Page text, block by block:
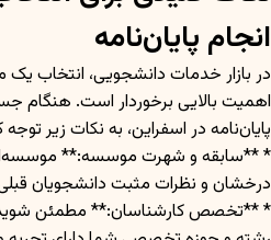
انجام پایان‌نامه
در بازار خدمات دانشجویی، انتخاب یک
اهمیت بالایی برخوردار است. هنگام
پایان‌نامه در اسفراین، به نکات زیر توجه
* **سابقه و شهرت موسسه:** موسسه‌ای
درخشان و نظرات مثبت دانشجویان
* **تخصص کارشناسان:** مطمئن